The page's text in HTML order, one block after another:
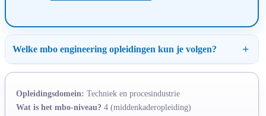
Welke mbo engineering opleidingen kun je volgen?
Opleidingsdomein: Techniek en procesindustrie
Wat is het mbo-niveau? 4 (middenkaderopleiding)